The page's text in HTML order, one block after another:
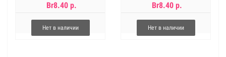
Br8.40 р.
Нет в наличии
Br8.40 р.
Нет в наличии